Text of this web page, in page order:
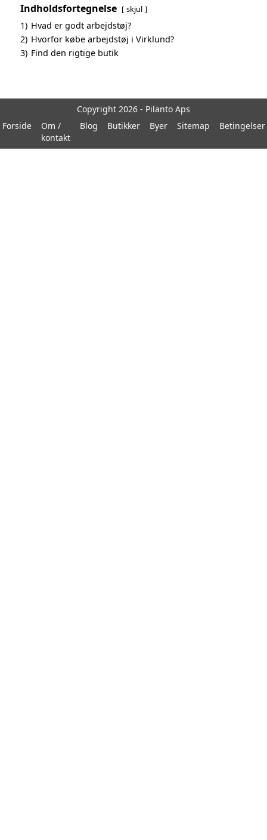
Indholdsfortegnelse skjul
1) Hvad er godt arbejdstøj?
2) Hvorfor købe arbejdstøj i Virklund?
3) Find den rigtige butik
Copyright 2026 - Pilanto Aps
Forside
Om /
kontakt
Blog Butikker Byer Sitemap Betingelser